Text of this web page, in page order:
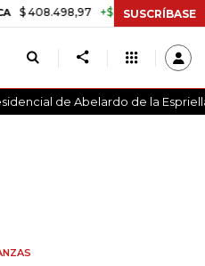
+$ 8.753,81 +2,19%
SUSCRÍBASE
de Abelardo de la